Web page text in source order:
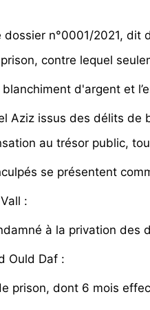
n°0001/2021, dit
contre lequel
d'argent et
issus des délits
au trésor public,
se présentent
:
à la privation
Ould Daf :
dont 6 mois